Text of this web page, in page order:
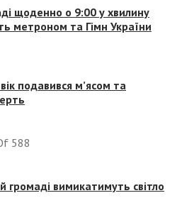
щоденно о 9:00 у хвилину
метроном та Гімн України
подавився м’ясом та
588
громаді вимикатимуть світло